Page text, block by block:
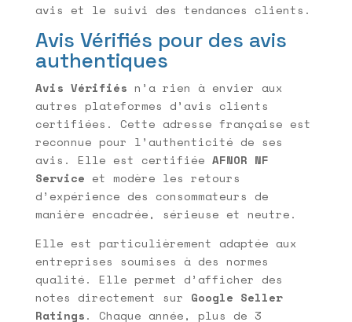
avis et le suivi des tendances clients.
Avis Vérifiés pour des avis
authentiques
Avis Vérifiés n’a rien à envier aux
autres plateformes d’avis clients
certifiées. Cette adresse française est
reconnue pour l’authenticité de ses
avis. Elle est certifiée AFNOR NF
Service et modère les retours
d’expérience des consommateurs de
manière encadrée, sérieuse et neutre.
Elle est particulièrement adaptée aux
entreprises soumises à des normes
qualité. Elle permet d’afficher des
notes directement sur Google Seller
Ratings. Chaque année, plus de 3